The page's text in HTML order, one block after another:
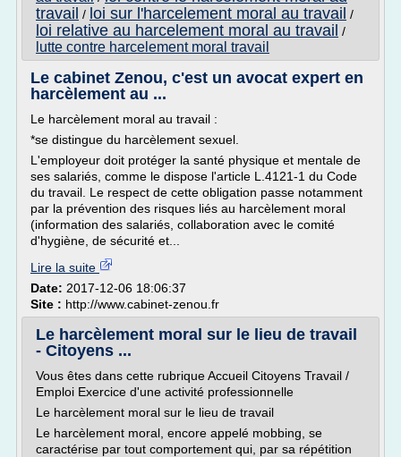
travail / loi sur l'harcelement moral au travail /
loi relative au harcelement moral au travail /
lutte contre harcelement moral travail
Le cabinet Zenou, c'est un avocat expert en
harcèlement au ...
Le harcèlement moral au travail :
*se distingue du harcèlement sexuel.
L'employeur doit protéger la santé physique et mentale de
ses salariés, comme le dispose l'article L.4121-­1 du Code
du travail. Le respect de cette obligation passe notamment
par la prévention des risques liés au harcèlement moral
(information des salariés, collaboration avec le comité
d'hygiène, de sécurité et...
Lire la suite
Date: 2017-12-06 18:06:37
Site : http://www.cabinet-zenou.fr
Le harcèlement moral sur le lieu de travail
- Citoyens ...
Vous êtes dans cette rubrique Accueil Citoyens Travail /
Emploi Exercice d'une activité professionnelle
Le harcèlement moral sur le lieu de travail
Le harcèlement moral, encore appelé mobbing, se
caractérise par tout comportement qui, par sa répétition